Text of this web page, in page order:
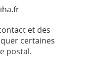
et des
certaines
postal.